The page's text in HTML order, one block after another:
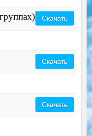
Скачать
Скачать
Скачать